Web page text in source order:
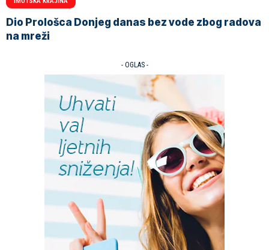
Dio Prološca Donjeg danas bez vode zbog radova
na mreži
- OGLAS -